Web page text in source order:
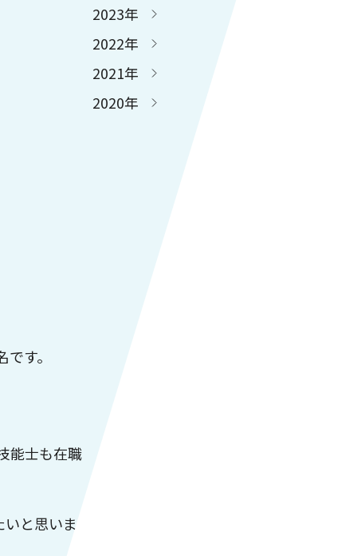
す。
能士も在職
と思いま
2023年
2022年
2021年
2020年